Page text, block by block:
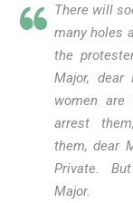
There will
many holes
the
Major,
women are
arrest
them, dear
Private. But
Major.